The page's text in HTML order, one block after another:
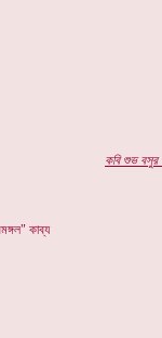
কাব্য
কবিশুভ বসুর